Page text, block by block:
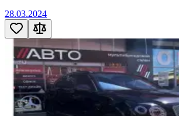
28.03.2024